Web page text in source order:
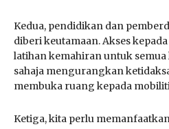
Kedua, pendidikan dan
diberi keutamaan. Akses
latihan kemahiran untuk
sahaja mengurangkan
membuka ruang kepada
Ketiga, kita perlu